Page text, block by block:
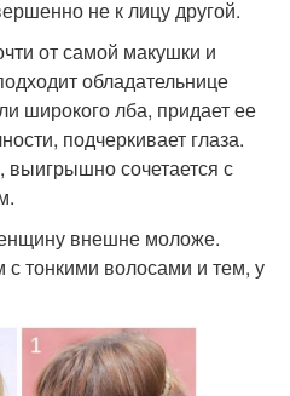
не к лицу другой.
от самой макушки и
обладательнице
широкого лба, придает ее
подчеркивает глаза.
выигрышно сочетается с
внешне моложе.
тонкими волосами и тем, у